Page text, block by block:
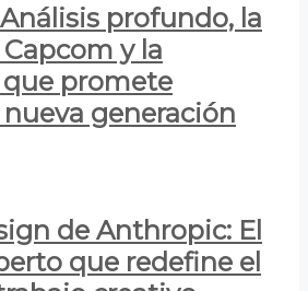
profundo, la
y la
promete
generación
de Anthropic: El
que redefine el